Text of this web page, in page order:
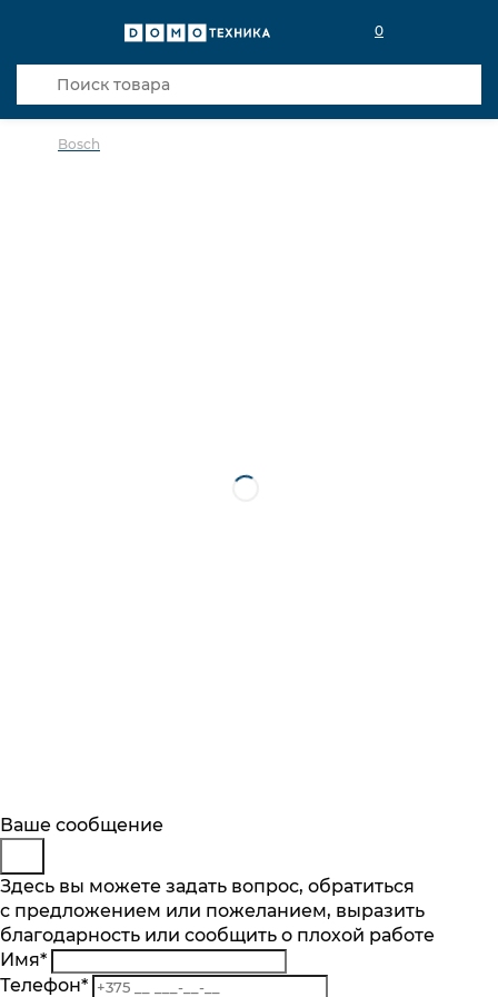
0
Bosch
Описание
Отзывы
Основные характеристики
Количество скоростей, шт.
12
Мощность Вт.
Будьте в курсе
Подпишитесь на последние обновления
и узнавайте о новинках и специальных
предложениях первыми
Подписаться
Заказ обратного звонка
Представьтесь
Телефон*
Комментарий
Ваше сообщение
Здесь вы можете задать вопрос, обратиться
с предложением или пожеланием, выразить
благодарность или сообщить о плохой работе
Имя*
Телефон*